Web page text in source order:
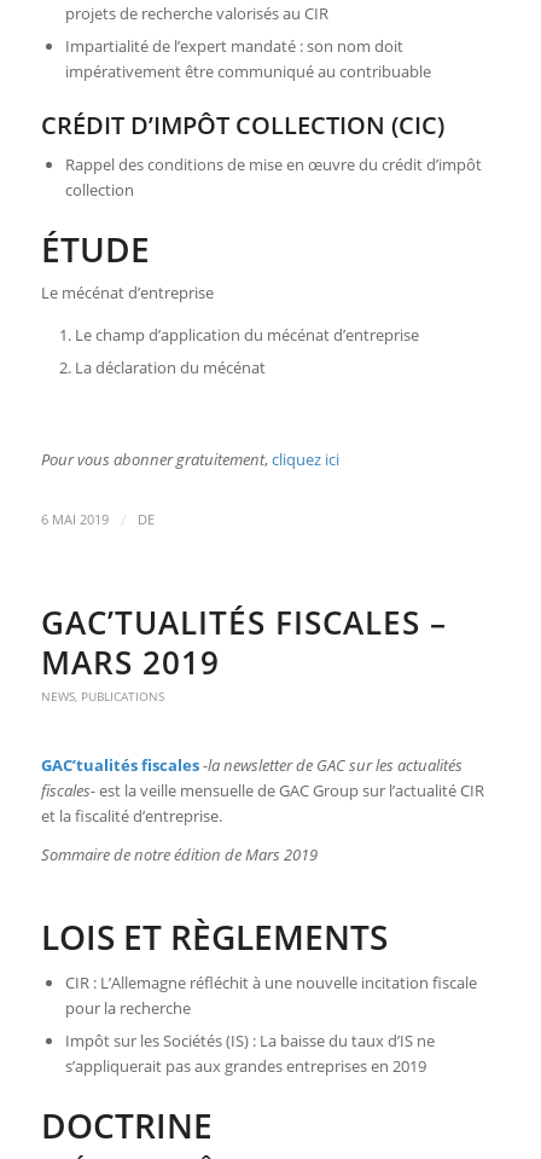
projets de recherche valorisés au CIR
Impartialité de l’expert mandaté : son nom doit
impérativement être communiqué au contribuable
CRÉDIT D’IMPÔT COLLECTION (CIC)
Rappel des conditions de mise en œuvre du crédit d’impôt
collection
ÉTUDE
Le mécénat d’entreprise
Le champ d’application du mécénat d’entreprise
La déclaration du mécénat
Pour vous abonner gratuitement,cliquez ici
6 MAI 2019 / DE
GAC’TUALITÉS FISCALES –
MARS 2019
NEWS, PUBLICATIONS
GAC’tualités fiscales-la newsletter de GAC sur les actualités
fiscales-est la veille mensuelle de GAC Group sur l’actualité CIR
et la fiscalité d’entreprise.
Sommaire de notre édition de Mars 2019
LOIS ET RÈGLEMENTS
CIR : L’Allemagne réfléchit à une nouvelle incitation fiscale
pour la recherche
Impôt sur les Sociétés (IS) : La baisse du taux d’IS ne
s’appliquerait pas aux grandes entreprises en 2019
DOCTRINE